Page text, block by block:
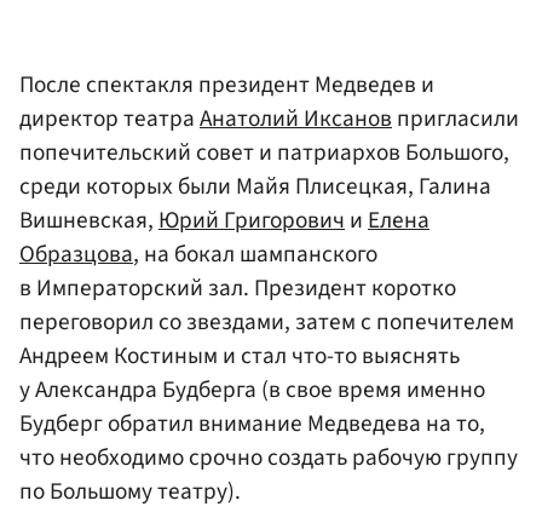
После спектакля президент Медведев и
директор театраАнатолий Иксановпригласили
попечительский совет и патриархов Большого,
среди которых были Майя Плисецкая, Галина
Вишневская,Юрий ГригоровичиЕлена
Образцова, на бокал шампанского
в Императорский зал. Президент коротко
переговорил со звездами, затем с попечителем
Андреем Костиным и стал что-то выяснять
у Александра Будберга (в свое время именно
Будберг обратил внимание Медведева на то,
что необходимо срочно создать рабочую группу
по Большому театру).